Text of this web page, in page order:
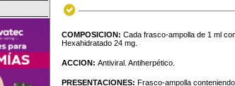
COMPOSICION: Cada frasco-ampolla de 1 ml
Hexahidratado 24 mg.
ACCION: Antiviral. Antiherpético.
PRESENTACIONES: Frasco-ampolla